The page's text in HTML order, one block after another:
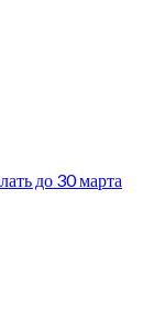
до 30 марта